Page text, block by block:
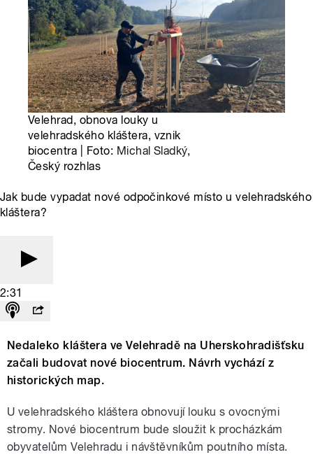
Velehrad, obnova louky u
velehradského kláštera, vznik
biocentra | Foto: Michal Sladký,
Český rozhlas
Jak bude vypadat nové odpočinkové místo u velehradského
kláštera?
2:31
Nedaleko kláštera ve Velehradě na Uherskohradišťsku
začali budovat nové biocentrum. Návrh vychází z
historických map.
U velehradského kláštera obnovují louku s ovocnými
stromy. Nové biocentrum bude sloužit k procházkám
obyvatelům Velehradu i návštěvníkům poutního místa.